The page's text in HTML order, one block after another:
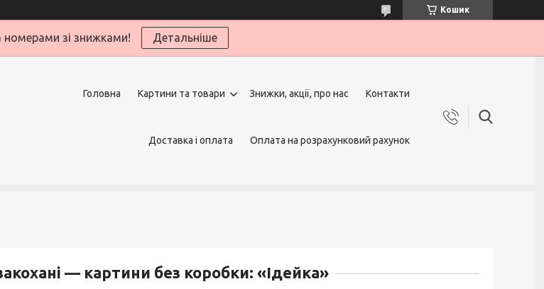
Кошик
номерами зі знижками! Детальніше
Головна Картини та товари Знижки, акції, про нас Контакти
Доставка і оплата Оплата на розрахунковий рахунок
— картини без коробки: «Ідейка»